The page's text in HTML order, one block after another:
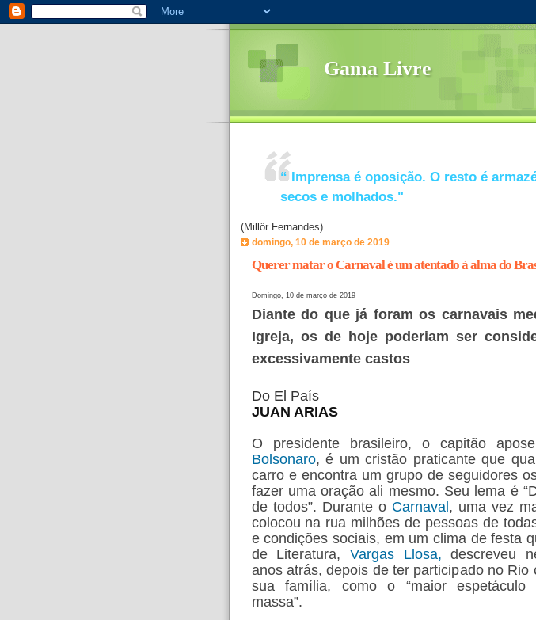
Gama Livre
“ Imprensa é oposição. O resto é
secos e molhados."
(Millôr Fernandes)
domingo, 10 de março de 2019
Querer matar o Carnaval é um atentado à alma do
Domingo, 10 de março de 2019
Diante do que já foram os carnavais
Igreja, os de hoje poderiam ser
excessivamente castos
Do El País
JUAN ARIAS
O presidente brasileiro, o capitão
Bolsonaro, é um cristão praticante que
carro e encontra um grupo de seguidores
fazer uma oração ali mesmo. Seu lema é
de todos”. Durante o Carnaval, uma vez
colocou na rua milhões de pessoas de
e condições sociais, em um clima de festa
de Literatura, Vargas Llosa, descreveu
anos atrás, depois de ter participado no Rio
sua família, como o “maior espetáculo
massa”.